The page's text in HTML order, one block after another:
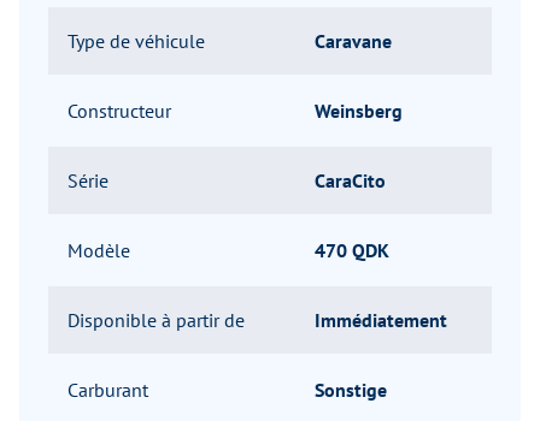
Type de véhicule Caravane
Constructeur Weinsberg
Série CaraCito
Modèle 470 QDK
Disponible à partir de Immédiatement
Carburant Sonstige